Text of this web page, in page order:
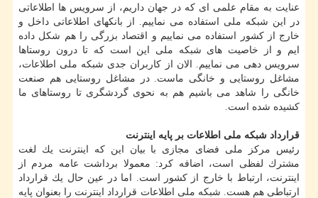
عنایت به مقام علمی ای كه در جهان داریم، از سرویس ها اطلاعاتی
در این شبكه ملی استفاده می نماییم. از بانكهای اطلاعاتی داخل و
خارج از كشور استفاده می نماییم و اقتصاد بزرگی را هم شكل داده
ایم و از خاصیت های شبكه ملی این است كه تا درون روستاها
سرویس دهی می نماییم. الان از كاربران جدی شبكه ملی اطلاعات،
مشاغل روستایی و خانگی ماست. در مشاغل روستایی هم صنعت
خانگی را شاهد می باشیم هم به نحوی گردشگری تا روستاهای ما
كشیده شده است.
قرارداد شبكه ملی اطلاعات بر پایه اینترنت
رئیس مركز ملی فضای مجازی با بیان این كه اینترنت یك لغت
مشترك لفظی است، اضافه كرد: معمولا برداشت عامه مردم از
اینترنت، ارتباط با خارج از كشور است. اما در عین حال یك قرارداد
ارتباطی هم هست. شبكه ملی اطلاعات قرارداد اینترنت را بعنوان پایه